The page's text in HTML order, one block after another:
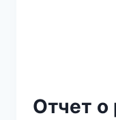
Отчет о